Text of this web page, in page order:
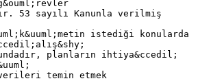
53 sayılı Kanunla verilmiş
istediği konularda
planların ihtiya&ccedil;
verileri temin etmek